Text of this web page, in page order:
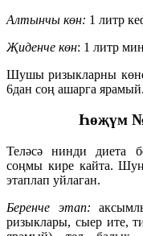
Алтынчы көн: 1 литр
Җиденче көн: 1 литр
Шушы ризыкларны
6дан соң ашарга ярамый.
Һөҗүм №
Теләсә нинди диета
соңмы кире кайта.
этаплап уйлаган.
Беренче этап:
ризыклары, сыер ите,